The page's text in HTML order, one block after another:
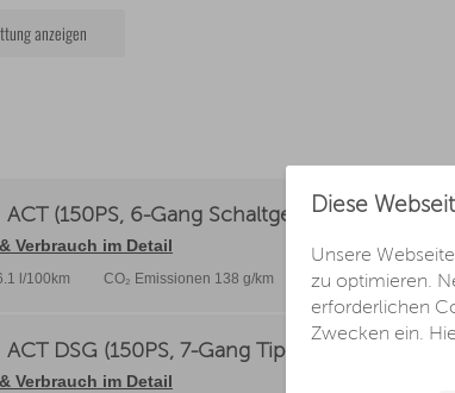
anzeigen
ACT (150PS, 6-Gang Schaltgetriebe)
Verbrauch im Detail
l/100km CO₂ Emissionen 138 g/km Effizienzklasse E
ACT DSG (150PS, 7-Gang Tip-Tronic)
Verbrauch im Detail
Diese
Unsere
zu optimieren.
erforderlichen
Zwecken ein.